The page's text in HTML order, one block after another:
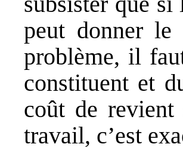
peut donner le
problème, il
constituent et
coût de
travail, c’est